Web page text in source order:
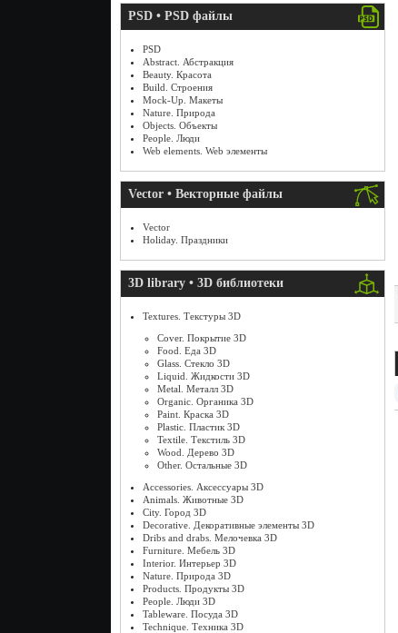
PSD • PSD файлы
PSD
Abstract. Абстракция
Beauty. Красота
Build. Строения
Mock-Up. Макеты
Nature. Природа
Objects. Объекты
People. Люди
Web elements. Web элементы
Vector • Векторные файлы
Vector
Holiday. Праздники
3D library • 3D библиотеки
Textures. Текстуры 3D
Cover. Покрытие 3D
Food. Еда 3D
Glass. Стекло 3D
Liquid. Жидкости 3D
Metal. Металл 3D
Organic. Органика 3D
Paint. Краска 3D
Plastic. Пластик 3D
Textile. Текстиль 3D
Wood. Дерево 3D
Other. Остальные 3D
Accessories. Аксессуары 3D
Animals. Животные 3D
City. Город 3D
Decorative. Декоративные элементы 3D
Dribs and drabs. Мелочевка 3D
Furniture. Мебель 3D
Interior. Интерьер 3D
Nature. Природа 3D
Products. Продукты 3D
People. Люди 3D
Tableware. Посуда 3D
Technique. Техника 3D